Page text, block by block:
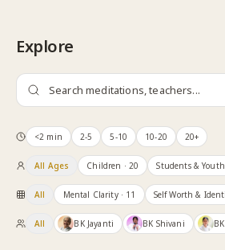
Explore
<2 min 2-5 5-10 10-20 20+
All Ages Children · 20 Students & Youth
All Mental Clarity· 11 Self Worth &
All BK Jayanti BK Shivani